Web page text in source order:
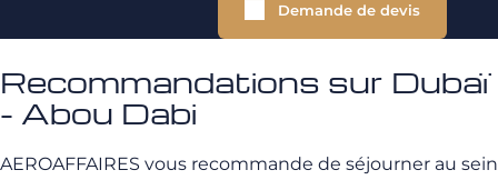
Demande de devis
Recommandations sur Dubaï
- Abou Dabi
AEROAFFAIRES vous recommande de séjourner au sein